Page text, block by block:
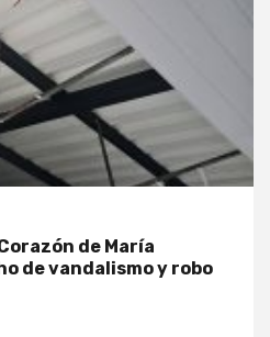
de María
de vandalismo y robo